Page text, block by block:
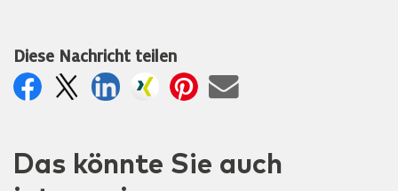
Diese Nachricht teilen
Das könnte Sie auch